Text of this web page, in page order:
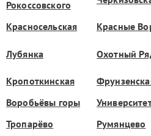
Рокоссовского
Красносельская
Красные
Лубянка Охотный
Кропоткинская
Воробьёвы горы
Тропарёво
Румянцево